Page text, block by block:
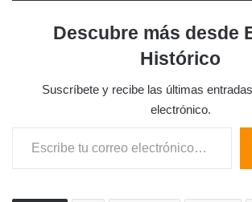
Descubre más desde
Histórico
Suscríbete y recibe las últimas
electrónico.
Escribe tu correo electrónico…